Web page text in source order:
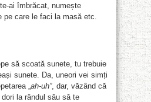
ai îmbrăcat, numește
pe care le faci la masă etc.
să scoată sunete, tu trebuie
sunete. Da, uneori vei simți
„ ah-uh”, dar, văzând că
la rândul său să te